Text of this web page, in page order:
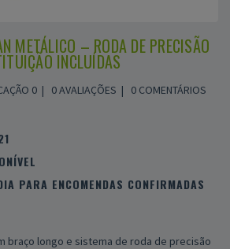
METÁLICO – RODA DE PRECISÃO
INCLUÍDAS
0 | 0 AVALIAÇÕES | 0 COMENTÁRIOS
PARA ENCOMENDAS CONFIRMADAS
braço longo e sistema de roda de precisão